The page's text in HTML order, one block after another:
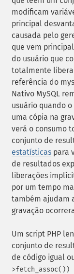
modificam
principal
causada pelo
que vem
do usuário que
totalmente
referência do
Nativo MySQL
usuário quando
uma cópia na
verá o consumo
conjunto de
estatísticas para
de resultados
liberações
por um tempo
também ajudam
gravação
Um script PHP
conjunto de
de código igual